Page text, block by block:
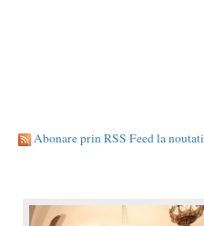
Abonare prin RSS Feed la noutati